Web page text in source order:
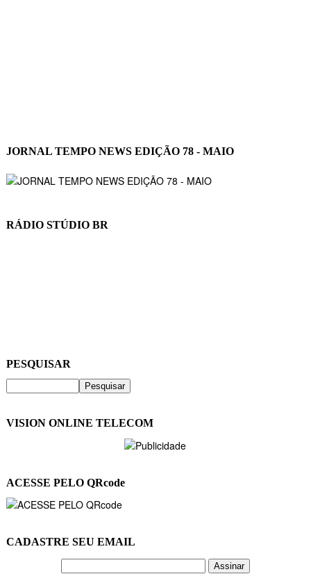
JORNAL TEMPO NEWS EDIÇÃO 78 - MAIO
RÁDIO STÚDIO BR
PESQUISAR
VISION ONLINE TELECOM
ACESSE PELO QRcode
CADASTRE SEU EMAIL